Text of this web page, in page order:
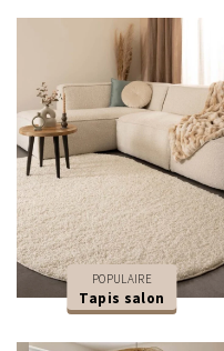
POPULAIRE
Tapis salon